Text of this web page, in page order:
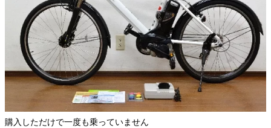
購入しただけで一度も乗っていません